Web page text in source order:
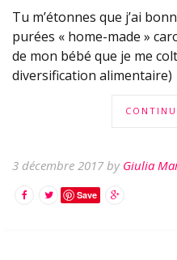
Tu m’étonnes que j’ai
purées « home-made »
de mon bébé que je me
diversification alimentaire)
3 décembre 2017 by Giulia
Save